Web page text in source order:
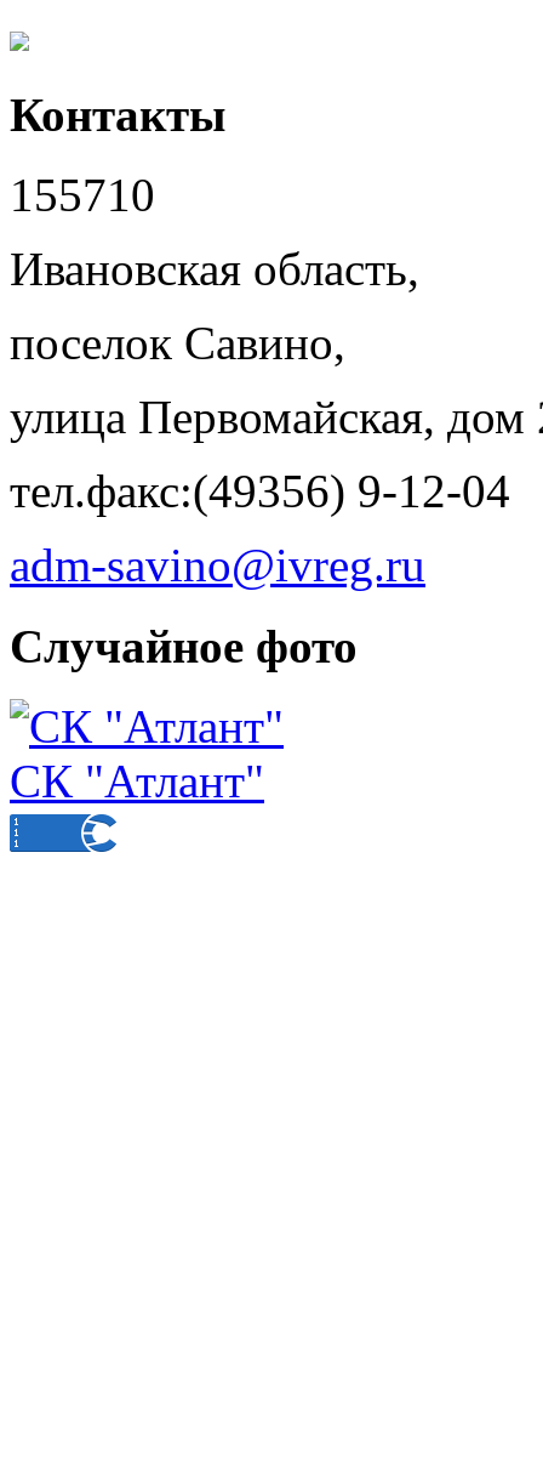
Контакты
155710
Ивановская область,
поселок Савино,
улица Первомайская, дом
тел.факс:(49356) 9-12-04
adm-savino@ivreg.ru
Случайное фото
СК "Атлант"